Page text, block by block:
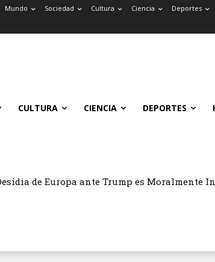
Mundo Sociedad Cultura Ciencia Deportes
CULTURA CIENCIA DEPORTES
de Europa ante Trump es Moralmente